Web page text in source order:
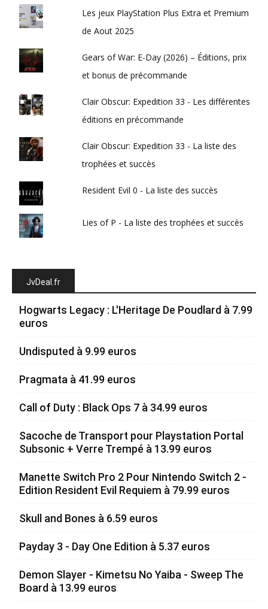
Les jeux PlayStation Plus Extra et Premium
de Aout 2025
Gears of War: E-Day (2026) – Éditions, prix
et bonus de précommande
Clair Obscur: Expedition 33 - Les différentes
éditions en précommande
Clair Obscur: Expedition 33 - La liste des
trophées et succès
Resident Evil 0 - La liste des succès
Lies of P - La liste des trophées et succès
JvDeal.fr
Hogwarts Legacy : L'Heritage De Poudlard à 7.99
euros
Undisputed à 9.99 euros
Pragmata à 41.99 euros
Call of Duty : Black Ops 7 à 34.99 euros
Sacoche de Transport pour Playstation Portal
Subsonic + Verre Trempé à 13.99 euros
Manette Switch Pro 2 Pour Nintendo Switch 2 -
Edition Resident Evil Requiem à 79.99 euros
Skull and Bones à 6.59 euros
Payday 3 - Day One Edition à 5.37 euros
Demon Slayer - Kimetsu No Yaiba - Sweep The
Board à 13.99 euros